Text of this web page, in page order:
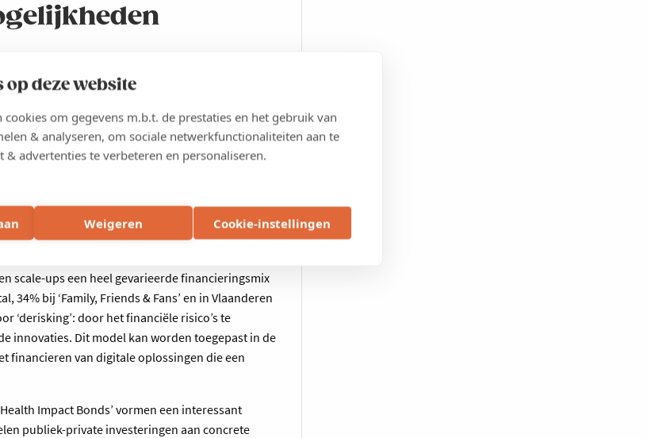
op deze website
om gegevens m.b.t. de prestaties en het gebruik van
& analyseren, om sociale netwerkfunctionaliteiten aan te
& advertenties te verbeteren en personaliseren.
Weigeren Cookie-instellingen
overheidsinvesteringen bieden nieuwe
en zorg te versnellen. Het rapport State of
wordt.13 Deze positieve dynamiek creëert
toe te passen. Zo zijn er mogelijkheden om
meer dan 45 miljard euro, waarvan slechts een
en 5% in aandelen. Ter vergelijking: in de VS
meer economische dynamiek. Als Belgische
dan zou dat meteen 450 miljoen euro
waarbij verschillende
scale-ups een heel gevarieerde financieringsmix
34% bij ‘Family, Friends & Fans’ en in Vlaanderen
‘derisking’: door het financiële risico’s te
innovaties. Dit model kan worden toegepast in de
financieren van digitale oplossingen die een
Impact Bonds’ vormen een interessant
publiek-private investeringen aan concrete